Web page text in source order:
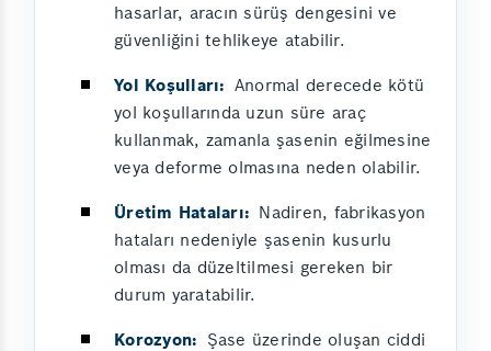
hasarlar, aracın sürüş dengesini ve
güvenliğini tehlikeye atabilir.
Yol Koşulları: Anormal derecede kötü
yol koşullarında uzun süre araç
kullanmak, zamanla şasenin eğilmesine
veya deforme olmasına neden olabilir.
Üretim Hataları: Nadiren, fabrikasyon
hataları nedeniyle şasenin kusurlu
olması da düzeltilmesi gereken bir
durum yaratabilir.
Korozyon: Şase üzerinde oluşan ciddi